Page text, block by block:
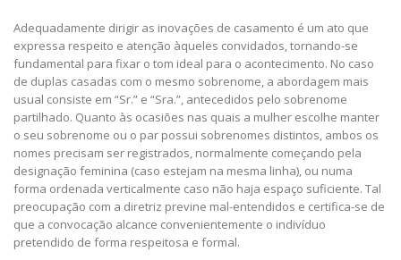
Adequadamente dirigir as inovações de casamento é um ato que
expressa respeito e atenção àqueles convidados, tornando-se
fundamental para fixar o tom ideal para o acontecimento. No caso
de duplas casadas com o mesmo sobrenome, a abordagem mais
usual consiste em “Sr.” e “Sra.”, antecedidos pelo sobrenome
partilhado. Quanto às ocasiões nas quais a mulher escolhe manter
o seu sobrenome ou o par possui sobrenomes distintos, ambos os
nomes precisam ser registrados, normalmente começando pela
designação feminina (caso estejam na mesma linha), ou numa
forma ordenada verticalmente caso não haja espaço suficiente. Tal
preocupação com a diretriz previne mal-entendidos e certifica-se de
que a convocação alcance convenientemente o indivíduo
pretendido de forma respeitosa e formal.